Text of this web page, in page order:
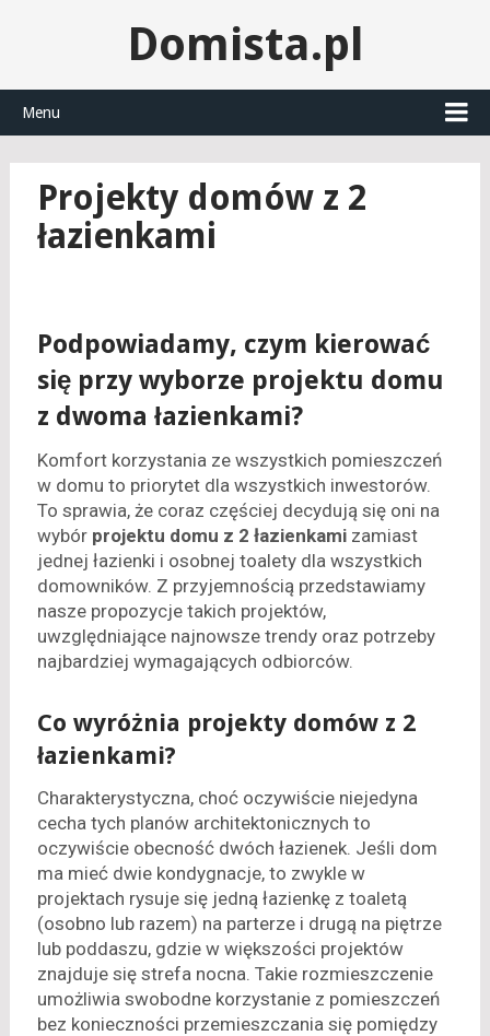
Domista.pl
Menu
Projekty domów z 2
łazienkami
Podpowiadamy, czym kierować
się przy wyborze projektu domu
z dwoma łazienkami?
Komfort korzystania ze wszystkich pomieszczeń
w domu to priorytet dla wszystkich inwestorów.
To sprawia, że coraz częściej decydują się oni na
wybór projektu domu z 2 łazienkamizamiast
jednej łazienki i osobnej toalety dla wszystkich
domowników. Z przyjemnością przedstawiamy
nasze propozycje takich projektów,
uwzględniające najnowsze trendy oraz potrzeby
najbardziej wymagających odbiorców.
Co wyróżnia projekty domów z 2
łazienkami?
Charakterystyczna, choć oczywiście niejedyna
cecha tych planów architektonicznych to
oczywiście obecność dwóch łazienek. Jeśli dom
ma mieć dwie kondygnacje, to zwykle w
projektach rysuje się jedną łazienkę z toaletą
(osobno lub razem) na parterze i drugą na piętrze
lub poddaszu, gdzie w większości projektów
znajduje się strefa nocna. Takie rozmieszczenie
umożliwia swobodne korzystanie z pomieszczeń
bez konieczności przemieszczania się pomiędzy